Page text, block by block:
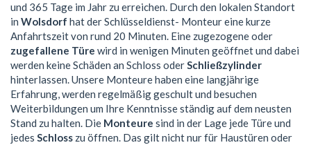
und 365 Tage im Jahr zu erreichen. Durch den lokalen Standort
in Wolsdorf hat der Schlüsseldienst- Monteur eine kurze
Anfahrtszeit von rund 20 Minuten. Eine zugezogene oder
zugefallene Türe wird in wenigen Minuten geöffnet und dabei
werden keine Schäden an Schloss oderSchließzylinder
hinterlassen. Unsere Monteure haben eine langjährige
Erfahrung, werden regelmäßig geschult und besuchen
Weiterbildungen um Ihre Kenntnisse ständig auf dem neusten
Stand zu halten. Die Monteure sind in der Lage jede Türe und
jedes Schloss zu öffnen. Das gilt nicht nur für Haustüren oder